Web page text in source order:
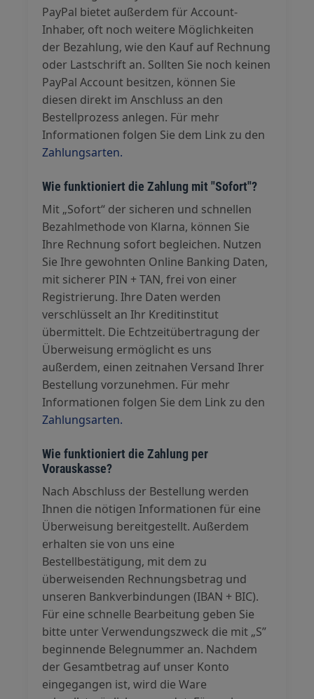
PayPal bietet außerdem für Account-
Inhaber, oft noch weitere Möglichkeiten
der Bezahlung, wie den Kauf auf Rechnung
oder Lastschrift an. Sollten Sie noch keinen
PayPal Account besitzen, können Sie
diesen direkt im Anschluss an den
Bestellprozess anlegen. Für mehr
Informationen folgen Sie dem Link zu den
Zahlungsarten.
Wie funktioniert die Zahlung mit "Sofort"?
Mit „Sofort“ der sicheren und schnellen
Bezahlmethode von Klarna, können Sie
Ihre Rechnung sofort begleichen. Nutzen
Sie Ihre gewohnten Online Banking Daten,
mit sicherer PIN + TAN, frei von einer
Registrierung. Ihre Daten werden
verschlüsselt an Ihr Kreditinstitut
übermittelt. Die Echtzeitübertragung der
Überweisung ermöglicht es uns
außerdem, einen zeitnahen Versand Ihrer
Bestellung vorzunehmen. Für mehr
Informationen folgen Sie dem Link zu den
Zahlungsarten.
Wie funktioniert die Zahlung per
Vorauskasse?
Nach Abschluss der Bestellung werden
Ihnen die nötigen Informationen für eine
Überweisung bereitgestellt. Außerdem
erhalten sie von uns eine
Bestellbestätigung, mit dem zu
überweisenden Rechnungsbetrag und
unseren Bankverbindungen (IBAN + BIC).
Für eine schnelle Bearbeitung geben Sie
bitte unter Verwendungszweck die mit „S”
beginnende Belegnummer an. Nachdem
der Gesamtbetrag auf unser Konto
eingegangen ist, wird die Ware